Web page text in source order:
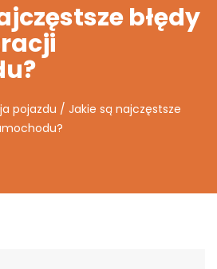
błędy
pojazdu / Jakie są najczęstsze